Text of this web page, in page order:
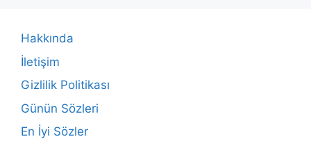
Hakkında
İletişim
Gizlilik Politikası
Günün Sözleri
En İyi Sözler